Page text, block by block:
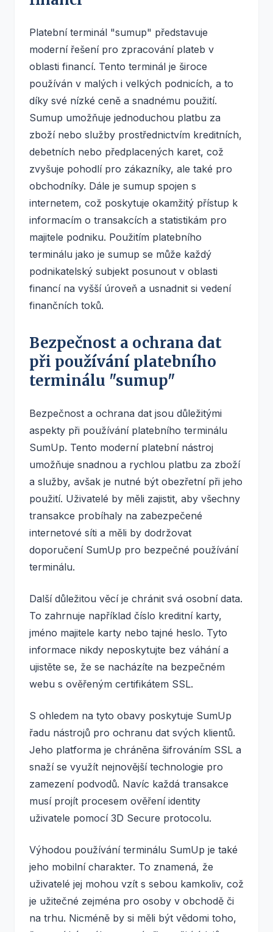
Platební terminál "sumup" představuje
moderní řešení pro zpracování plateb v
oblasti financí. Tento terminál je široce
používán v malých i velkých podnicích, a to
díky své nízké ceně a snadnému použití.
Sumup umožňuje jednoduchou platbu za
zboží nebo služby prostřednictvím kreditních,
debetních nebo předplacených karet, což
zvyšuje pohodlí pro zákazníky, ale také pro
obchodníky. Dále je sumup spojen s
internetem, což poskytuje okamžitý přístup k
informacím o transakcích a statistikám pro
majitele podniku. Použitím platebního
terminálu jako je sumup se může každý
podnikatelský subjekt posunout v oblasti
financí na vyšší úroveň a usnadnit si vedení
finančních toků.
Bezpečnost a ochrana dat
při používání platebního
terminálu "sumup"
Bezpečnost a ochrana dat jsou důležitými
aspekty při používání platebního terminálu
SumUp. Tento moderní platební nástroj
umožňuje snadnou a rychlou platbu za zboží
a služby, avšak je nutné být obezřetní při jeho
použití. Uživatelé by měli zajistit, aby všechny
transakce probíhaly na zabezpečené
internetové síti a měli by dodržovat
doporučení SumUp pro bezpečné používání
terminálu.
Další důležitou věcí je chránit svá osobní data.
To zahrnuje například číslo kreditní karty,
jméno majitele karty nebo tajné heslo. Tyto
informace nikdy neposkytujte bez váhání a
ujistěte se, že se nacházíte na bezpečném
webu s ověřeným certifikátem SSL.
S ohledem na tyto obavy poskytuje SumUp
řadu nástrojů pro ochranu dat svých klientů.
Jeho platforma je chráněna šifrováním SSL a
snaží se využít nejnovější technologie pro
zamezení podvodů. Navíc každá transakce
musí projít procesem ověření identity
uživatele pomocí 3D Secure protocolu.
Výhodou používání terminálu SumUp je také
jeho mobilní charakter. To znamená, že
uživatelé jej mohou vzít s sebou kamkoliv, což
je užitečné zejména pro osoby v obchodě či
na trhu. Nicméně by si měli být vědomi toho,